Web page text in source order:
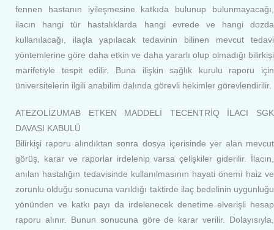
fennen hastanın iyileşmesine katkıda bulunup bulunmayacağı,
ilacın hangi tür hastalıklarda hangi evrede ve hangi dozda
kullanılacağı, ilaçla yapılacak tedavinin bilinen mevcut tedavi
yöntemlerine göre daha etkin ve daha yararlı olup olmadığı bilirkişi
marifetiyle tespit edilir. Buna ilişkin sağlık kurulu raporu için
üniversitelerin ilgili anabilim dalında görevli hekimler görevlendirilir.
ATEZOLİZUMAB ETKEN MADDELİ TECENTRİQ İLACI SGK
DAVASI KABULÜ
Bilirkişi raporu alındıktan sonra dosya içerisinde yer alan mevcut
görüş, karar ve raporlar irdelenip varsa çelişkiler giderilir. İlacın,
anılan hastalığın tedavisinde kullanılmasının hayati önemi haiz ve
zorunlu olduğu sonucuna varıldığı taktirde ilaç bedelinin uygunluğu
yönünden ve katkı payı da irdelenecek denetime elverişli hesap
raporu alınır. Bunun sonucuna göre de karar verilir. Dolayısıyla,